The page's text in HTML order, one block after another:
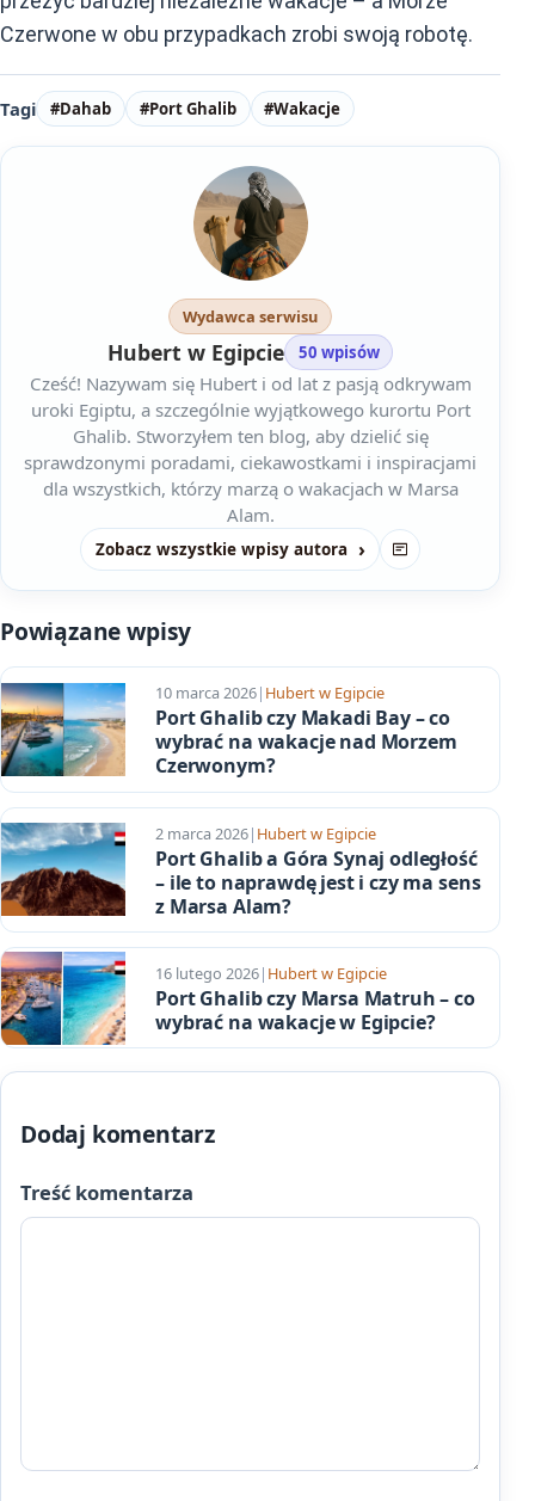
Czerwone w obu przypadkach zrobi swoją robotę.
Tagi #Dahab #Port Ghalib #Wakacje
Wydawca serwisu
Hubert w Egipcie 50 wpisów
Cześć! Nazywam się Hubert i od lat z pasją odkrywam
uroki Egiptu, a szczególnie wyjątkowego kurortu Port
Ghalib. Stworzyłem ten blog, aby dzielić się
sprawdzonymi poradami, ciekawostkami i inspiracjami
dla wszystkich, którzy marzą o wakacjach w Marsa
Alam.
Zobacz wszystkie wpisy autora
Strona
Powiązane wpisy
10 marca 2026| Hubert w Egipcie
Port Ghalib czy Makadi Bay – co
wybrać na wakacje nad Morzem
Czerwonym?
2 marca 2026| Hubert w Egipcie
Port Ghalib a Góra Synaj odległość
– ile to naprawdę jest i czy ma sens
z Marsa Alam?
16 lutego 2026| Hubert w Egipcie
Port Ghalib czy Marsa Matruh – co
wybrać na wakacje w Egipcie?
Dodaj komentarz
Treść komentarza